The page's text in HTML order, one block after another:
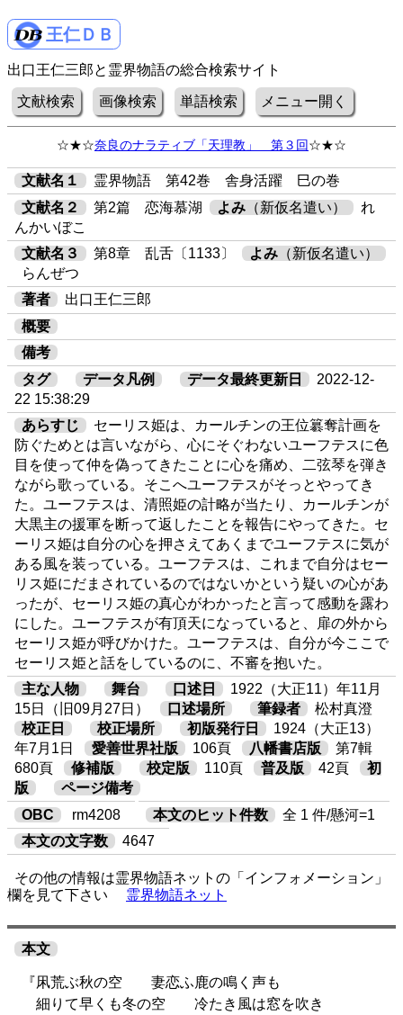
王仁ＤＢ
出口王仁三郎と霊界物語の総合検索サイト
文献検索 画像検索 単語検索 メニュー開く
☆★☆奈良のナラティブ「天理教」 第３回☆★☆
文献名１
霊界物語 第42巻 舎身活躍 巳の巻
文献名２
第2篇 恋海慕湖 よみ （新仮名遣い）
れ
んかいぼこ
文献名３
第8章 乱舌〔1133〕 よみ （新仮名遣い）
らんぜつ
著者
出口王仁三郎
概要
備考
タグ
データ凡例 データ最終更新日
2022-12-
22 15:38:29
あらすじ
セーリス姫は、カールチンの王位簒奪計画を
防ぐためとは言いながら、心にそぐわないユーフテスに色
目を使って仲を偽ってきたことに心を痛め、二弦琴を弾き
ながら歌っている。そこへユーフテスがそっとやってき
た。ユーフテスは、清照姫の計略が当たり、カールチンが
大黒主の援軍を断って返したことを報告にやってきた。セ
ーリス姫は自分の心を押さえてあくまでユーフテスに気が
ある風を装っている。ユーフテスは、これまで自分はセー
リス姫にだまされているのではないかという疑いの心があ
ったが、セーリス姫の真心がわかったと言って感動を露わ
にした。ユーフテスが有頂天になっていると、扉の外から
セーリス姫が呼びかけた。ユーフテスは、自分が今ここで
セーリス姫と話をしているのに、不審を抱いた。
主な人物
舞台 口述日
1922（大正11）年11月
15日（旧09月27日）
口述場所 筆録者
松村真澄
校正日
校正場所 初版発行日
1924（大正13）
年7月1日
愛善世界社版 106頁 八幡書店版
第7輯
680頁
修補版 校定版 110頁 普及版 42頁
初
版
ページ備考
OBC
rm4208 本文のヒット件数
全 1 件/懸河=1
本文の文字数
4647
その他の情報は霊界物語ネットの「インフォメーション」
欄を見て下さい
霊界物語ネット
本文
『凩荒ぶ秋の空 妻恋ふ鹿の鳴く声も
細りて早くも冬の空 冷たき風は窓を吹き